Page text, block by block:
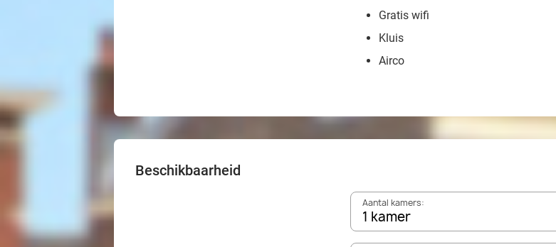
Gratis wifi
Kluis
Airco
Beschikbaarheid
Aantal kamers:
1 kamer